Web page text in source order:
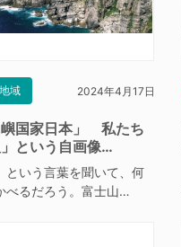
域 2024年4月17日
国家日本」 私たち
という自画像…
いう言葉を聞いて、何
べるだろう。富士山…